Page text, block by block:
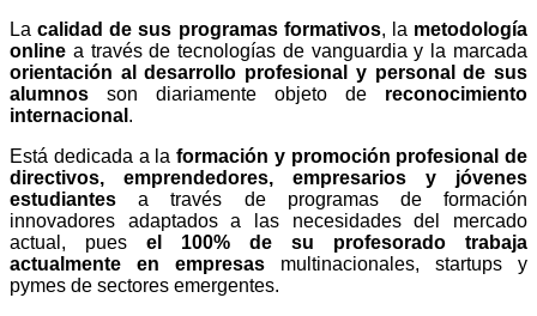
Lacalidad de sus programas formativos, la metodología
online a través de tecnologías de vanguardia y la marcada
orientación al desarrollo profesional y personal de sus
alumnos son diariamente objeto de reconocimiento
internacional .
Está dedicada a la formación y promoción profesional de
directivos, emprendedores, empresarios y jóvenes
estudiantes a través de programas de formación
innovadores adaptados a las necesidades del mercado
actual, pues el 100% de su profesorado trabaja
actualmente en empresas multinacionales, startups y
pymes de sectores emergentes.